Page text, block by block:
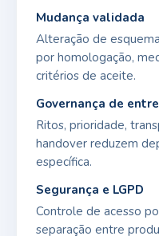
Mudança validada
Alteração de
por homologação,
critérios de aceite.
Governança de
Ritos, prioridade,
handover reduzem
específica.
Segurança e LGPD
Controle de acesso
separação entre